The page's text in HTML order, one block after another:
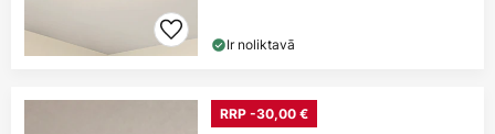
Ir noliktavā
RRP -30,00 €